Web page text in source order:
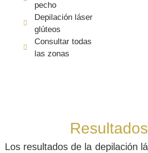
pecho
Depilación láser
glúteos
Consultar todas
las zonas
Resultados
Los resultados de la depilación